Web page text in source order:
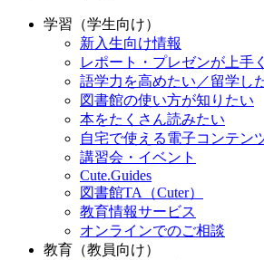
学習（学生向け）
新入生向け情報
レポート・プレゼンが上手
語学力を高めたい／留学し
図書館の使い方が知りたい
本をたくさん読みたい
自宅で使える電子コンテン
講習会・イベント
Cute.Guides
図書館TA（Cuter）
教育情報サービス
オンラインでのご相談
教育（教員向け）